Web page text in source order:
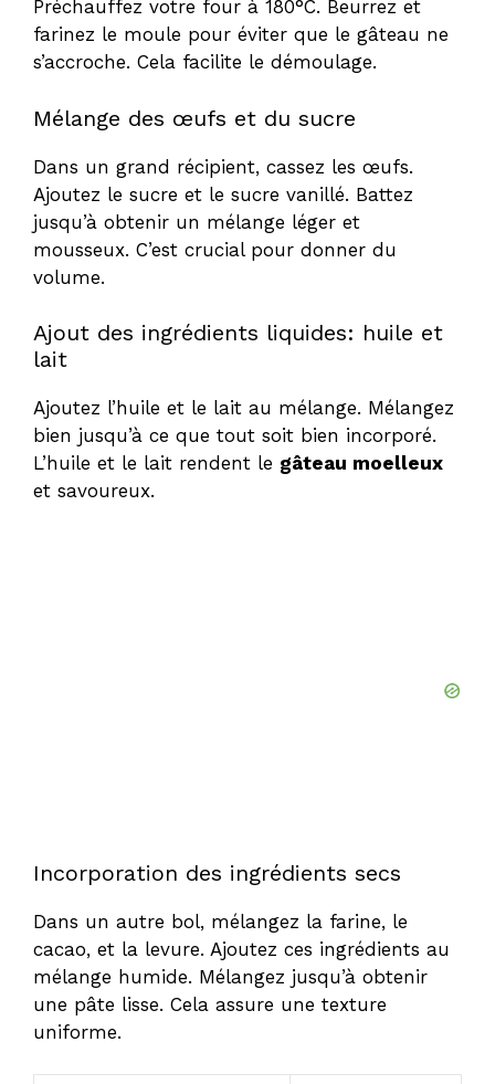
Préchauffez votre four à 180°C. Beurrez et
farinez le moule pour éviter que le gâteau ne
s’accroche. Cela facilite le démoulage.
Mélange des œufs et du sucre
Dans un grand récipient, cassez les œufs.
Ajoutez le sucre et le sucre vanillé. Battez
jusqu’à obtenir un mélange léger et
mousseux. C’est crucial pour donner du
volume.
Ajout des ingrédients liquides: huile et
lait
Ajoutez l’huile et le lait au mélange. Mélangez
bien jusqu’à ce que tout soit bien incorporé.
L’huile et le lait rendent le gâteau moelleux
et savoureux.
Incorporation des ingrédients secs
Dans un autre bol, mélangez la farine, le
cacao, et la levure. Ajoutez ces ingrédients au
mélange humide. Mélangez jusqu’à obtenir
une pâte lisse. Cela assure une texture
uniforme.